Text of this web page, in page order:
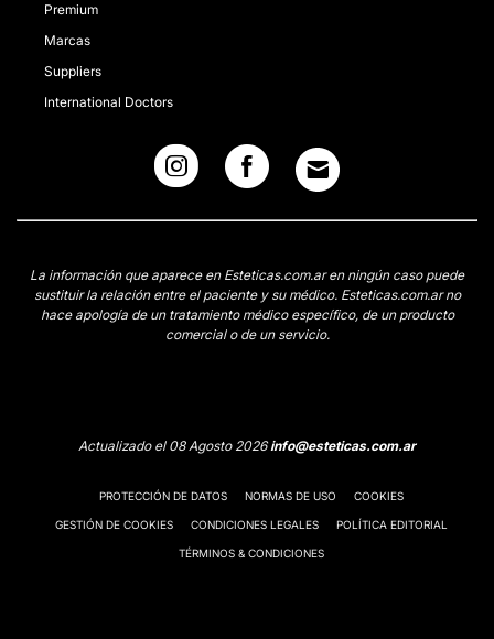
Premium
Marcas
Suppliers
International Doctors
La información que aparece en Esteticas.com.ar en ningún caso puede
sustituir la relación entre el paciente y su médico. Esteticas.com.ar no
hace apología de un tratamiento médico específico, de un producto
comercial o de un servicio.
Actualizado el 08 Agosto 2026info@esteticas.com.ar
PROTECCIÓN DE DATOS NORMAS DE USO COOKIES
GESTIÓN DE COOKIES CONDICIONES LEGALES POLÍTICA EDITORIAL
TÉRMINOS & CONDICIONES